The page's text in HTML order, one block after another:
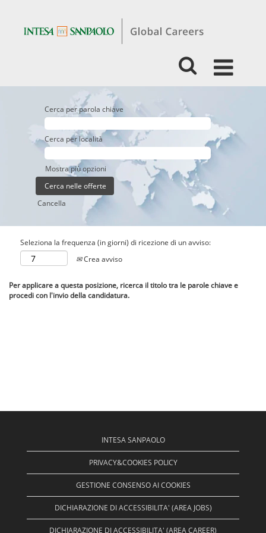
Cerca per parola chiave
Cerca per località
Mostra più opzioni
Cancella
Seleziona la frequenza (in giorni) di ricezione di un avviso:
Crea avviso
Per applicare a questa posizione, ricerca il titolo tra le parole chiave e
procedi con l'invio della candidatura.
INTESA SANPAOLO
PRIVACY&COOKIES POLICY
GESTIONE CONSENSO AI COOKIES
DICHIARAZIONE DI ACCESSIBILITA' (AREA JOBS)
DICHIARAZIONE DI ACCESSIBILITA' (AREA CAREER)